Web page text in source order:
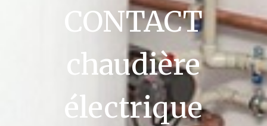
CONTACT
chaudière
électrique